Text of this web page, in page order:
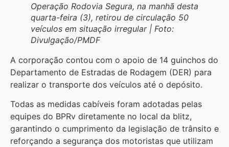
Operação Rodovia Segura, na manhã desta
quarta-feira (3), retirou de circulação 50
veículos em situação irregular | Foto:
Divulgação/PMDF
A corporação contou com o apoio de 14 guinchos do
Departamento de Estradas de Rodagem (DER) para
realizar o transporte dos veículos até o depósito.
Todas as medidas cabíveis foram adotadas pelas
equipes do BPRv diretamente no local da blitz,
garantindo o cumprimento da legislação de trânsito e
reforçando a segurança dos motoristas que utilizam